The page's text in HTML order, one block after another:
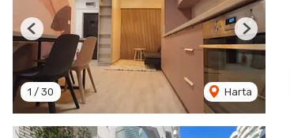
1 / 30 Harta
Previous Next